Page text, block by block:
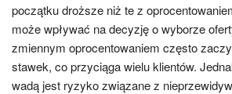
początku droższe niż te z
może wpływać na decyzję o wyborze
zmiennym oprocentowaniem często
stawek, co przyciąga wielu klientów.
wadą jest ryzyko związane z